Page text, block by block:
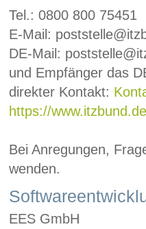
Tel.: 0800 800 75451
E-Mail:
DE-Mail:
und Empfänger das
direkter Kontakt:
https://
Bei Anregungen,
wenden.
EES GmbH